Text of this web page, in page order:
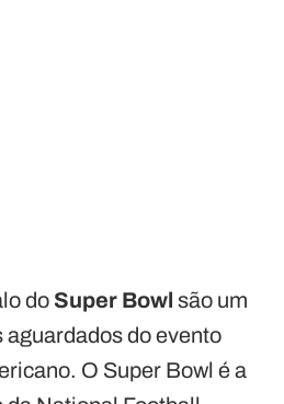
do Super Bowl são um
do evento
O Super Bowl é a